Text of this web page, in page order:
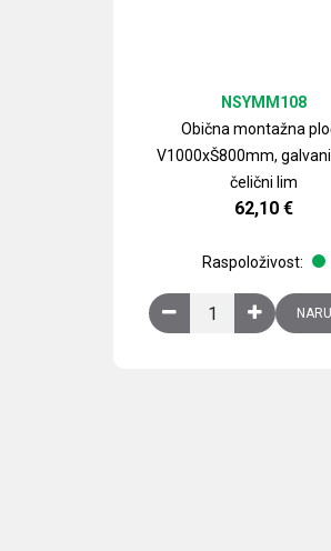
Obična montažna
V1000xŠ800mm,
čelični lim
NSYMM108
62,10 €
Raspoloživost:
Obična montažna